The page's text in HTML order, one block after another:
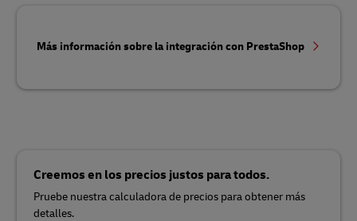
Más información sobre la integración con PrestaShop
Creemos en los precios justos para todos.
Pruebe nuestra calculadora de precios para obtener más
detalles.